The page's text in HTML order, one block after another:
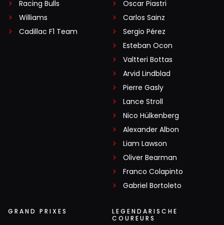
Racing Bulls
Williams
Cadillac F1 Team
Oscar Piastri
Carlos Sainz
Sergio Pérez
Esteban Ocon
Valtteri Bottas
Arvid Lindblad
Pierre Gasly
Lance Stroll
Nico Hülkenberg
Alexander Albon
Liam Lawson
Oliver Bearman
Franco Colapinto
Gabriel Bortoleto
GRAND PRIXES
LEGENDARISCHE
COUREURS